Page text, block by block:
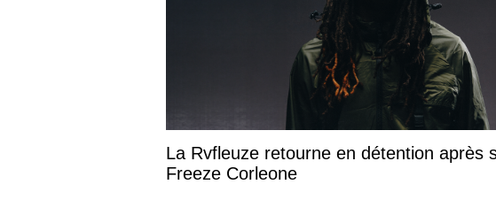
La Rvfleuze retourne en détention après
Freeze Corleone